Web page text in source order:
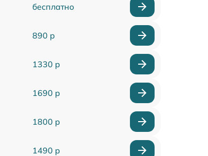
бесплатно
890 р
1330 р
1690 р
1800 р
1490 р